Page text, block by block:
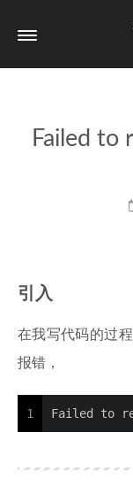
Failed to
引入
在我写代码的过
报错，
1 Failed to